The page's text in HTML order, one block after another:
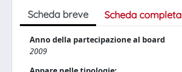
Scheda breve Scheda completa
Anno della partecipazione al board
2009